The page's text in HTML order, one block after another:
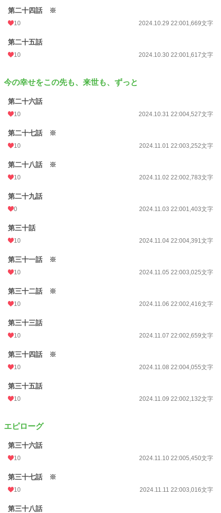
第二十四話 ※
10 2024.10.29 22:001,669文字
第二十五話
10 2024.10.30 22:001,617文字
今の幸せをこの先も、来世も、ずっと
第二十六話
10 2024.10.31 22:004,527文字
第二十七話 ※
10 2024.11.01 22:003,252文字
第二十八話 ※
10 2024.11.02 22:002,783文字
第二十九話
0 2024.11.03 22:001,403文字
第三十話
10 2024.11.04 22:004,391文字
第三十一話 ※
10 2024.11.05 22:003,025文字
第三十二話 ※
10 2024.11.06 22:002,416文字
第三十三話
10 2024.11.07 22:002,659文字
第三十四話 ※
10 2024.11.08 22:004,055文字
第三十五話
10 2024.11.09 22:002,132文字
エピローグ
第三十六話
10 2024.11.10 22:005,450文字
第三十七話 ※
10 2024.11.11 22:003,016文字
第三十八話